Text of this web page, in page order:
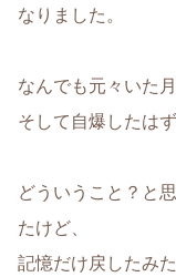
なりました。
なんでも元々いた
そして自爆したは
どういうこと？と
たけど、
記憶だけ戻したみた